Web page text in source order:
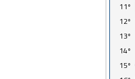
11º
12º
13º
14º
15º